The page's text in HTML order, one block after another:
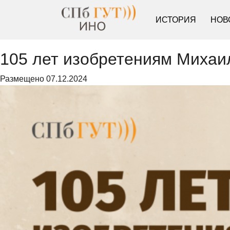
ИСТОРИЯ
105 лет изобретениям
Размещено 07.12.2024